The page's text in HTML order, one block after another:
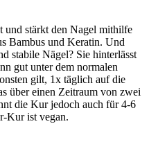
und stärkt den Nagel mithilfe
Bambus und Keratin. Und
stabile Nägel? Sie hinterlässt
gut unter dem normalen
gilt, 1x täglich auf die
über einen Zeitraum von zwei
die Kur jedoch auch für 4-6
Kur ist vegan.